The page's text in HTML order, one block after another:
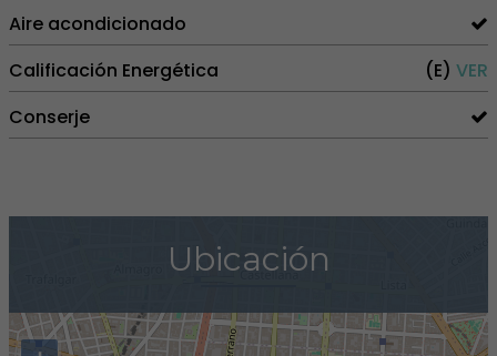
Aire acondicionado
Calificación Energética
(E) VER
Conserje
Ubicación